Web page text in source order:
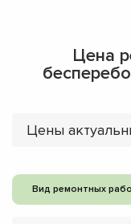
Цена
Цены
Вид ремонтных